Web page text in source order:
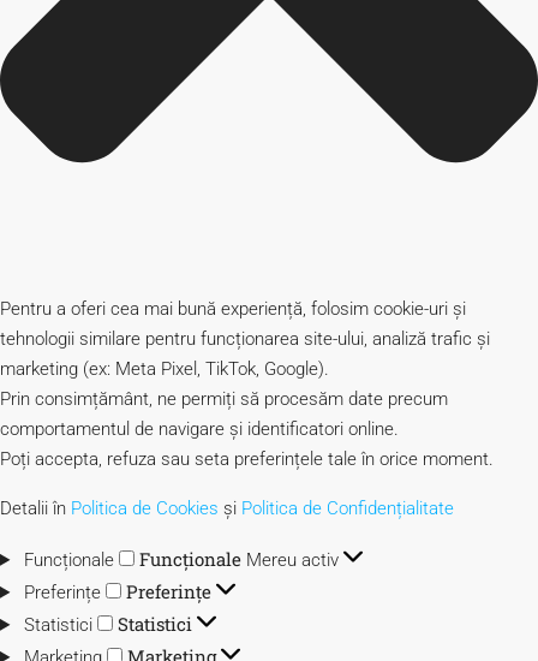
Pentru a oferi cea mai bună experiență, folosim cookie-uri și
tehnologii similare pentru funcționarea site-ului, analiză trafic și
marketing (ex: Meta Pixel, TikTok, Google).
Prin consimțământ, ne permiți să procesăm date precum
comportamentul de navigare și identificatori online.
Poți accepta, refuza sau seta preferințele tale în orice moment.
Detalii în Politica de Cookies și Politica de Confidențialitate
Funcționale Funcționale Mereu activ
Preferințe
Preferințe
Statistici Statistici
Marketing